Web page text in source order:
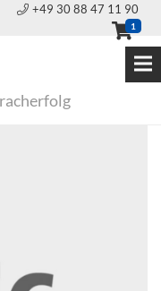
+49 30 88 47 11 90
1